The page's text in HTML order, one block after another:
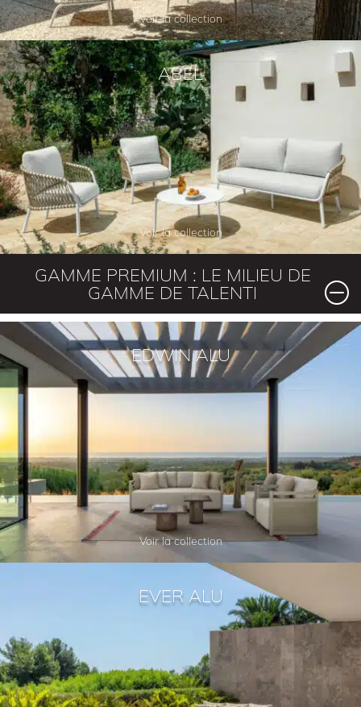
Voir la collection
ABEL
Voir la collection
GAMME PREMIUM : LE MILIEU DE
GAMME DE TALENTI
EDWIN ALU
Voir la collection
EVER ALU